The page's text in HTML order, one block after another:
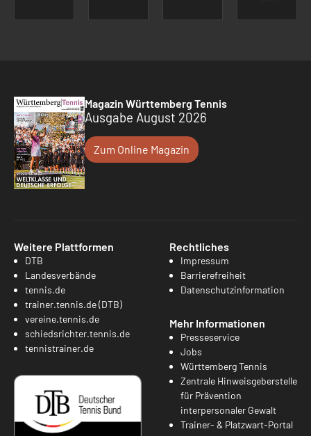
Magazin Württemberg Tennis
Ausgabe August 2026
Zum Online Magazin
Weitere Plattformen
DTB
Landesverbände
tennis.de
trainer.tennis.de (DTB)
vereine.tennis.de
schiedsrichter.tennis.de
tennistrainer.de
Rechtliches
Impressum
Barrierefreiheit
Datenschutzinformation
Mehr Informationen
Presseservice
Jobs
Württemberg Tennis
Zentrale Hinweisgeberstelle
für Prävention
interpersonaler Gewalt
Trainer- & Platzwart-Portal